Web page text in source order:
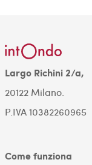
Largo Richini 2/a,
20122 Milano.
P.IVA 10382260965
Come funziona